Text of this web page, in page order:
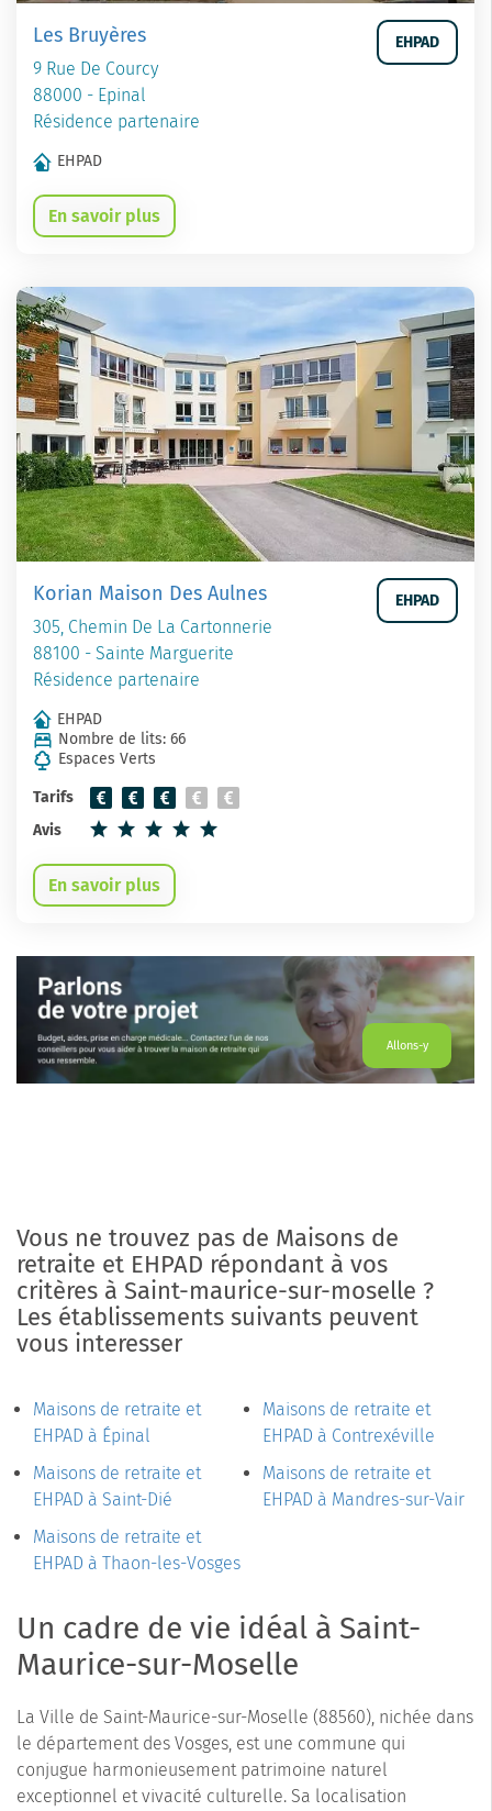
Les Bruyères
9 Rue De Courcy
88000 - Epinal
Résidence partenaire
EHPAD
EHPAD
En savoir plus
Korian Maison Des Aulnes
305, Chemin De La Cartonnerie
88100 - Sainte Marguerite
Résidence partenaire
EHPAD
EHPAD
Nombre de lits: 66
Espaces Verts
Tarifs
Avis
En savoir plus
Allons-y
Vous ne trouvez pas de Maisons de
retraite et EHPAD répondant à vos
critères à Saint-maurice-sur-moselle ?
Les établissements suivants peuvent
vous interesser
Maisons de retraite et
EHPAD à Épinal
Maisons de retraite et
EHPAD à Saint-Dié
Maisons de retraite et
EHPAD à Thaon-les-Vosges
Maisons de retraite et
EHPAD à Contrexéville
Maisons de retraite et
EHPAD à Mandres-sur-Vair
Un cadre de vie idéal à Saint-
Maurice-sur-Moselle
La Ville de Saint-Maurice-sur-Moselle (88560), nichée dans
le département des Vosges, est une commune qui
conjugue harmonieusement patrimoine naturel
exceptionnel et vivacité culturelle. Sa localisation